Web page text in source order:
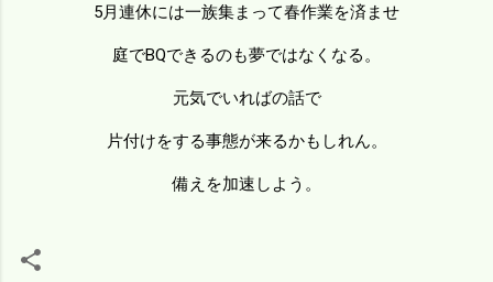
5月連休には一族集まって春作業を済ませ
庭でBQできるのも夢ではなくなる。
元気でいればの話で
片付けをする事態が来るかもしれん。
備えを加速しよう。